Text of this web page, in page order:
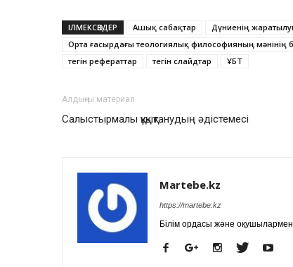
ІЛМЕКСӨЗДЕР Ашық сабақтар Дүниенің
Орта ғасырдағы теологиялық философияның мәнінің
тегін рефераттар
тегін слайдтар ҰБТ
Алдыңғы материал
Салыстырмалы құқықтанудың әдістемесі
Martebe.kz
https://martebe.kz
Білім ордасы және